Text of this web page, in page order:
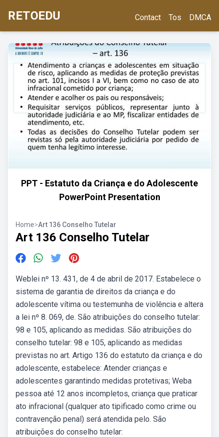
RETOEDU Contact Tos DMCA
PPT - Estatuto da Criança e do Adolescente
PowerPoint Presentation
Home>Art 136 Conselho Tutelar
Art 136 Conselho Tutelar
Weblei nº 13. 431, de 4 de abril de 2017. Estabelece o
sistema de garantia de direitos da criança e do
adolescente vítima ou testemunha de violência e altera
a lei nº 8. 069, de. São atribuições do conselho tutelar:
98 e 105, aplicando as medidas. São atribuições do
conselho tutelar: 98 e 105, aplicando as medidas
previstas no art. Artigo 136 do estatuto da criança e do
adolescente, estabelece: Atender crianças e
adolescentes garantindo medidas protetivas; Weba
pessoa até 12 anos incompletos, criança que praticar
ato infracional (qualquer ato tipificado como crime ou
contravenção penal) será atendida pelo. São
atribuições do conselho tutelar: